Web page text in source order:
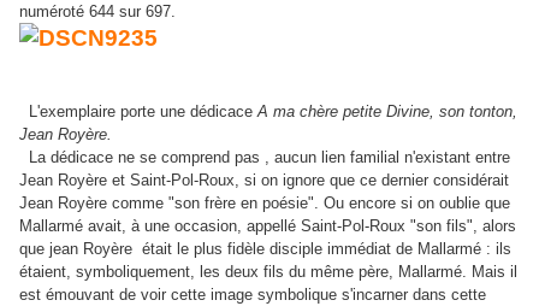
numéroté 644 sur 697.
L'exemplaire porte une dédicaceA ma chère petite Divine, son tonton,
Jean Royère.
La dédicace ne se comprend pas , aucun lien familial n'existant entre
Jean Royère et Saint-Pol-Roux, si on ignore que ce dernier considérait
Jean Royère comme "son frère en poésie". Ou encore si on oublie que
Mallarmé avait, à une occasion, appellé Saint-Pol-Roux "son fils", alors
que jean Royère était le plus fidèle disciple immédiat de Mallarmé : ils
étaient, symboliquement, les deux fils du même père, Mallarmé. Mais il
est émouvant de voir cette image symbolique s'incarner dans cette